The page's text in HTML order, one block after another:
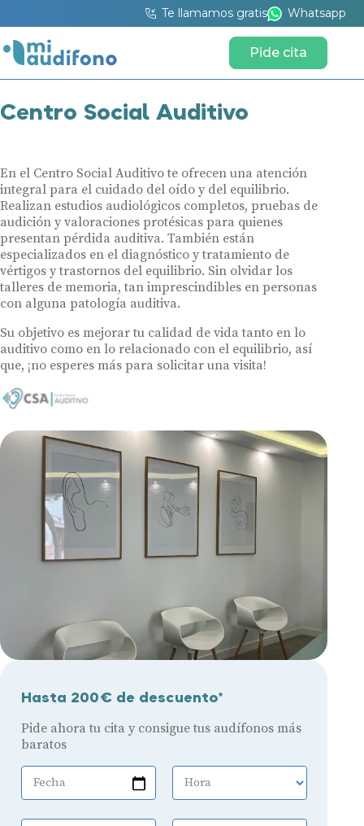
Te llamamos gratis Whatsapp
Pide cita
Centro Social Auditivo
En el Centro Social Auditivo te ofrecen una atención
integral para el cuidado del oído y del equilibrio.
Realizan estudios audiológicos completos, pruebas de
audición y valoraciones protésicas para quienes
presentan pérdida auditiva. También están
especializados en el diagnóstico y tratamiento de
vértigos y trastornos del equilibrio. Sin olvidar los
talleres de memoria, tan imprescindibles en personas
con alguna patología auditiva.
Su objetivo es mejorar tu calidad de vida tanto en lo
auditivo como en lo relacionado con el equilibrio, así
que, ¡no esperes más para solicitar una visita!
Hasta 200€ de descuento*
Pide ahora tu cita y consigue tus audífonos más
baratos
Fecha Hora